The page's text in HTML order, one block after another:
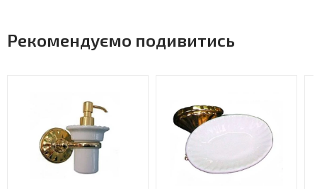
Рекомендуємо подивитись